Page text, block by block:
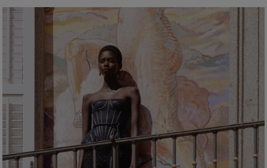
Dry Clean Only